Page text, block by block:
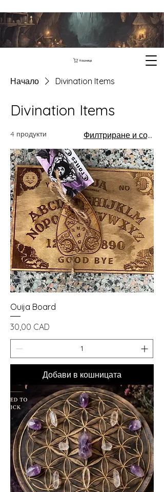
Кошница
Начало Divination Items
Divination Items
4 продукти Филтриране и
Ouija Board
Цена
30,00 CAD
Добави в кошницата